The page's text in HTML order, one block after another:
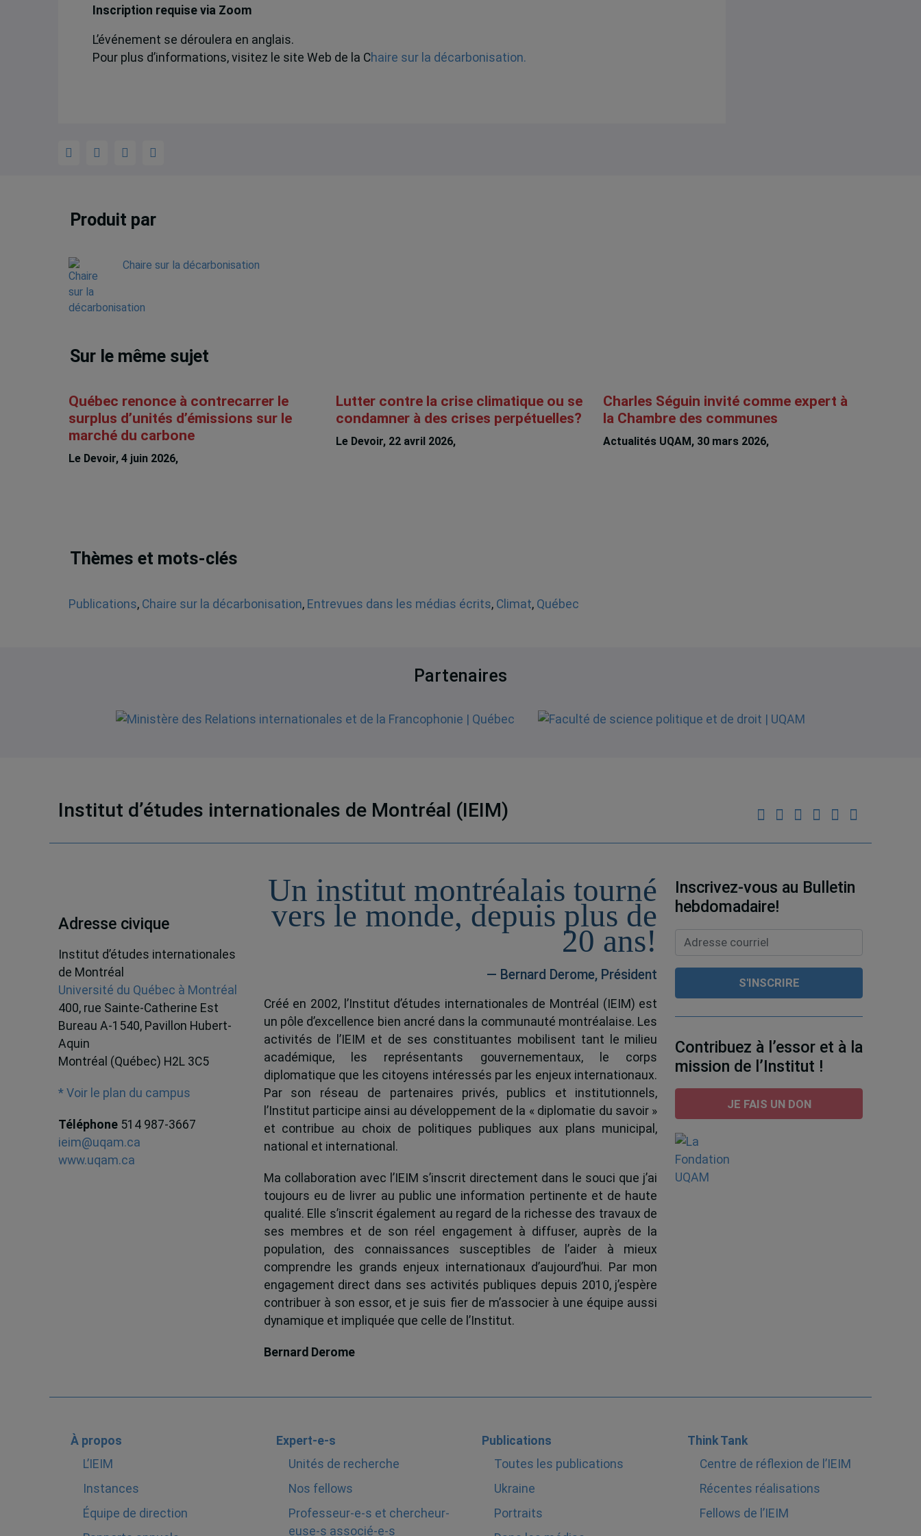
Inscription requise via Zoom
L’événement se déroulera en anglais.
Pour plus d’informations, visitez le site Web de la Chaire sur la décarbonisation.
Produit par
Chaire sur la décarbonisation
Sur le même sujet
Québec renonce à contrecarrer le
surplus d’unités d’émissions sur le
marché du carbone
Le Devoir, 4 juin 2026,
Lutter contre la crise climatique ou se
condamner à des crises perpétuelles?
Le Devoir, 22 avril 2026,
Charles Séguin invité comme expert à
la Chambre des communes
Actualités UQAM, 30 mars 2026,
Thèmes et mots-clés
Publications, Chaire sur la décarbonisation, Entrevues dans les médias écrits, Climat, Québec
Partenaires
Institut d’études internationales de Montréal (IEIM)
Adresse civique
Institut d’études internationales
de Montréal
Université du Québec à Montréal
400, rue Sainte-Catherine Est
Bureau A-1540, Pavillon Hubert-
Aquin
Montréal (Québec) H2L 3C5
* Voir le plan du campus
Téléphone 514 987-3667
ieim@uqam.ca
www.uqam.ca
Un institut montréalais tourné
vers le monde, depuis plus de
20 ans!
— Bernard Derome, Président
Créé en 2002, l’Institut d’études internationales de Montréal (IEIM) est
un pôle d’excellence bien ancré dans la communauté montréalaise. Les
activités de l’IEIM et de ses constituantes mobilisent tant le milieu
académique, les représentants gouvernementaux, le corps
diplomatique que les citoyens intéressés par les enjeux internationaux.
Par son réseau de partenaires privés, publics et institutionnels,
l’Institut participe ainsi au développement de la « diplomatie du savoir »
et contribue au choix de politiques publiques aux plans municipal,
national et international.
Ma collaboration avec l’IEIM s’inscrit directement dans le souci que j’ai
toujours eu de livrer au public une information pertinente et de haute
qualité. Elle s’inscrit également au regard de la richesse des travaux de
ses membres et de son réel engagement à diffuser, auprès de la
population, des connaissances susceptibles de l’aider à mieux
comprendre les grands enjeux internationaux d’aujourd’hui. Par mon
engagement direct dans ses activités publiques depuis 2010, j’espère
contribuer à son essor, et je suis fier de m’associer à une équipe aussi
dynamique et impliquée que celle de l’Institut.
Bernard Derome
Inscrivez-vous au Bulletin
hebdomadaire!
Contribuez à l’essor et à la
mission de l’Institut !
JE FAIS UN DON
À propos
L’IEIM
Instances
Équipe de direction
Expert-e-s
Unités de recherche
Nos fellows
Professeur-e-s et chercheur-
euse-s associé-e-s
Publications
Toutes les publications
Ukraine
Portraits
Think Tank
Centre de réflexion de l’IEIM
Récentes réalisations
Fellows de l’IEIM